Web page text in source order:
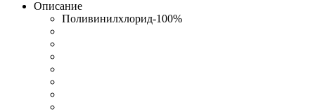
Описание
Поливинилхлорид-100%